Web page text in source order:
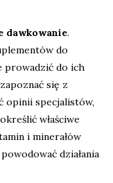
dawkowanie.
do
prowadzić do ich
się z
opinii specjalistów,
właściwe
i minerałów
działania